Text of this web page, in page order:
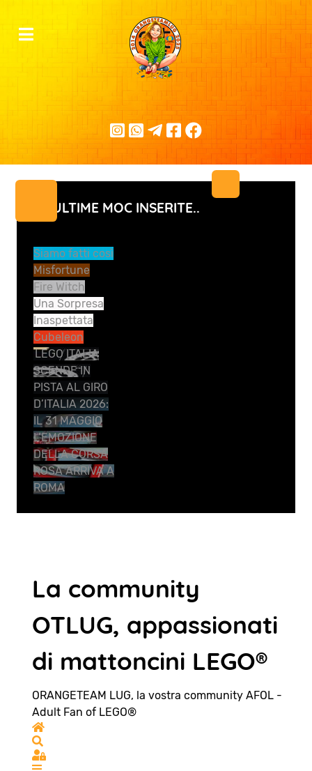
LE ULTIME MOC INSERITE..
Siamo fatti così
Misfortune
Fire Witch
Una Sorpresa
Inaspettata
Cubeleon
LEGO ITALIA
SCENDE IN
PISTA AL GIRO
D’ITALIA 2026:
IL 31 MAGGIO
L’EMOZIONE
DELLA CORSA
ROSA ARRIVA A
ROMA
La community
OTLUG, appassionati
di mattoncini LEGO®
ORANGETEAM LUG, la vostra community AFOL -
Adult Fan of LEGO®
Home
Sign In